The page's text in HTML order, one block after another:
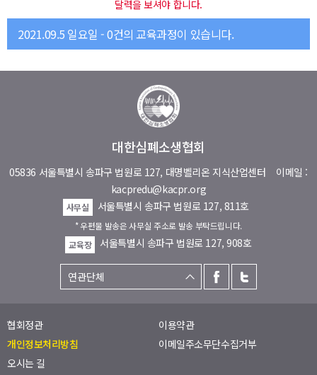
달력을 보셔야 합니다.
2021.09.5 일요일 - 0건의 교육과정이 있습니다.
대한심폐소생협회
05836 서울특별시 송파구 법원로 127, 대명벨리온 지식산업센터 이메일 :
kacpredu@kacpr.org
사무실 서울특별시 송파구 법원로 127, 811호
* 우편물 발송은 사무실 주소로 발송 부탁드립니다.
교육장
서울특별시 송파구 법원로 127, 908호
협회정관
이용약관
개인정보처리방침
이메일주소무단수집거부
오시는 길